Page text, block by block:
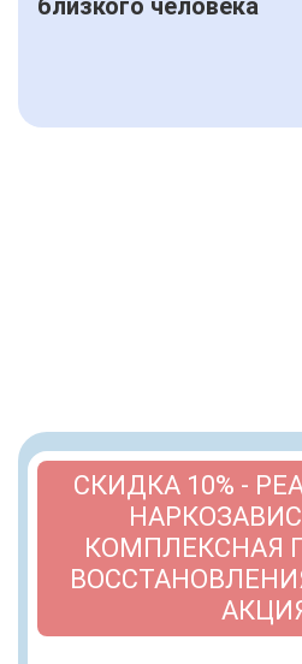
близкого человека
СКИДКА 10% -
КОМПЛЕКСНАЯ